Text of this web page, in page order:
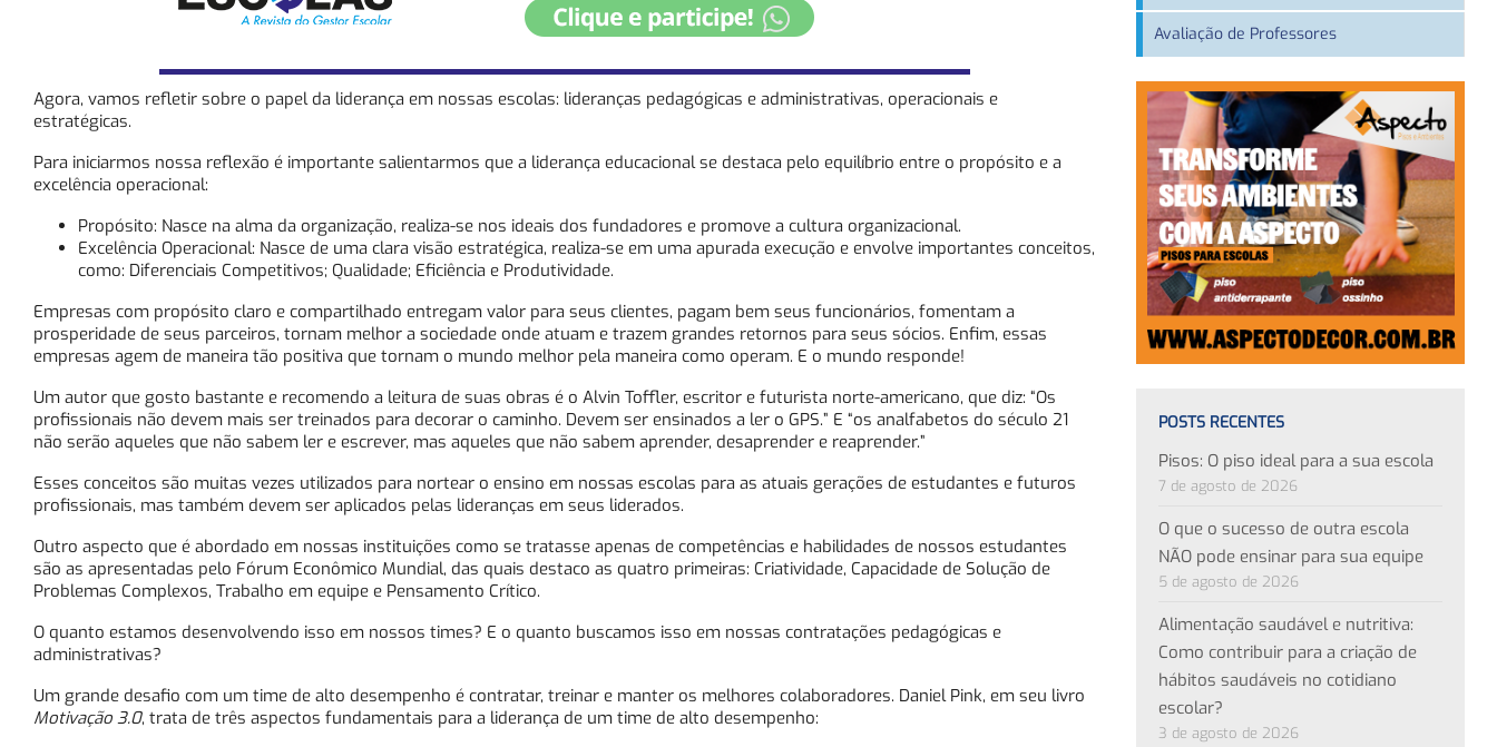
Agora, vamos refletir sobre o papel da liderança em nossas escolas: lideranças pedagógicas e administrativas, operacionais e
estratégicas.
Para iniciarmos nossa reflexão é importante salientarmos que a liderança educacional se destaca pelo equilíbrio entre o propósito e a
excelência operacional:
Propósito: Nasce na alma da organização, realiza-se nos ideais dos fundadores e promove a cultura organizacional.
Excelência Operacional: Nasce de uma clara visão estratégica, realiza-se em uma apurada execução e envolve importantes conceitos,
como: Diferenciais Competitivos; Qualidade; Eficiência e Produtividade.
Empresas com propósito claro e compartilhado entregam valor para seus clientes, pagam bem seus funcionários, fomentam a
prosperidade de seus parceiros, tornam melhor a sociedade onde atuam e trazem grandes retornos para seus sócios. Enfim, essas
empresas agem de maneira tão positiva que tornam o mundo melhor pela maneira como operam. E o mundo responde!
Um autor que gosto bastante e recomendo a leitura de suas obras é o Alvin Toffler, escritor e futurista norte-americano, que diz: “Os
profissionais não devem mais ser treinados para decorar o caminho. Devem ser ensinados a ler o GPS.” E “os analfabetos do século 21
não serão aqueles que não sabem ler e escrever, mas aqueles que não sabem aprender, desaprender e reaprender.”
Esses conceitos são muitas vezes utilizados para nortear o ensino em nossas escolas para as atuais gerações de estudantes e futuros
profissionais, mas também devem ser aplicados pelas lideranças em seus liderados.
Outro aspecto que é abordado em nossas instituições como se tratasse apenas de competências e habilidades de nossos estudantes
são as apresentadas pelo Fórum Econômico Mundial, das quais destaco as quatro primeiras: Criatividade, Capacidade de Solução de
Problemas Complexos, Trabalho em equipe e Pensamento Crítico.
O quanto estamos desenvolvendo isso em nossos times? E o quanto buscamos isso em nossas contratações pedagógicas e
administrativas?
Um grande desafio com um time de alto desempenho é contratar, treinar e manter os melhores colaboradores. Daniel Pink, em seu livro
Motivação 3.0, trata de três aspectos fundamentais para a liderança de um time de alto desempenho:
Avaliação de Professores
POSTS RECENTES
Pisos: O piso ideal para a sua escola
7 de agosto de 2026
O que o sucesso de outra escola
NÃO pode ensinar para sua equipe
5 de agosto de 2026
Alimentação saudável e nutritiva:
Como contribuir para a criação de
hábitos saudáveis no cotidiano
escolar?
3 de agosto de 2026